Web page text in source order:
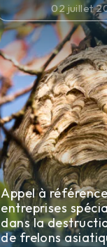
02 juillet
Appel à
entreprises
dans la
de frelons